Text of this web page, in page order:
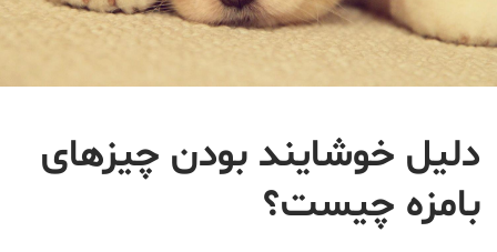
دلیل خوشایند بودن چیزهای
بامزه چیست؟